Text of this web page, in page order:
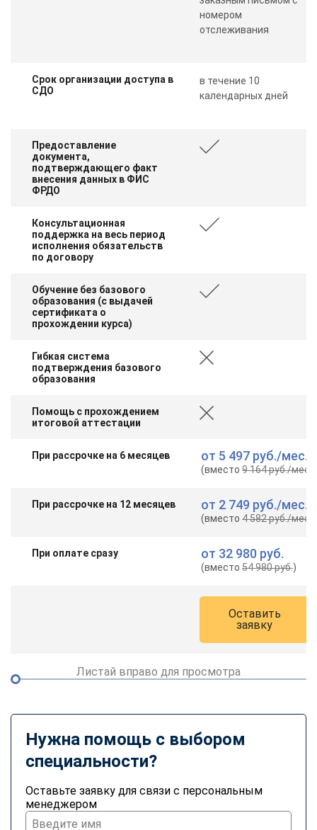
номером
отслеживания
Срок организации доступа в
СДО
в течение 10
календарных дней
Предоставление
документа,
подтверждающего факт
внесения данных в ФИС
ФРДО
Консультационная
поддержка на весь период
исполнения обязательств
по договору
Обучение без базового
образования (с выдачей
сертификата о
прохождении курса)
Гибкая система
подтверждения базового
образования
Помощь с прохождением
итоговой аттестации
При рассрочке на 6 месяцев от 5 497 руб./мес.
(вместо9 164 руб./мес.
При рассрочке на 12 месяцев от 2 749 руб./мес.
(вместо4 582 руб./мес.
При оплате сразу от 32 980 руб.
(вместо54 980 руб.)
Оставить
заявку
Листай вправо для просмотра
Нужна помощь с выбором
специальности?
Оставьте заявку для связи с персональным
менеджером